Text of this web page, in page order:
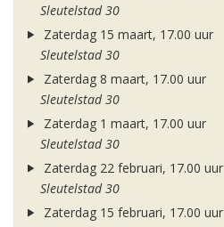
Sleutelstad 30
Zaterdag 15 maart, 17.00 uur
Sleutelstad 30
Zaterdag 8 maart, 17.00 uur
Sleutelstad 30
Zaterdag 1 maart, 17.00 uur
Sleutelstad 30
Zaterdag 22 februari, 17.00 uur
Sleutelstad 30
Zaterdag 15 februari, 17.00 uur